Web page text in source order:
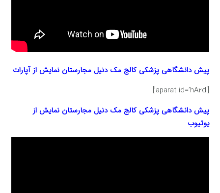
پیش دانشگاهی پزشکی کالج مک دنیل مجارستان نمایش از آپارات
[aparat id=’hA2di’]
پیش دانشگاهی پزشکی کالج مک دنیل مجارستان نمایش از
یوتیوب